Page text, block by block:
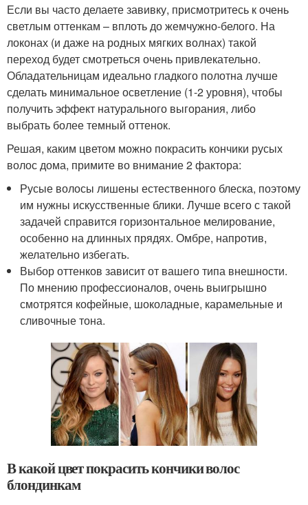
Если вы часто делаете завивку, присмотритесь к очень
светлым оттенкам – вплоть до жемчужно-белого. На
локонах (и даже на родных мягких волнах) такой
переход будет смотреться очень привлекательно.
Обладательницам идеально гладкого полотна лучше
сделать минимальное осветление (1-2 уровня), чтобы
получить эффект натурального выгорания, либо
выбрать более темный оттенок.
Решая, каким цветом можно покрасить кончики русых
волос дома, примите во внимание 2 фактора:
Русые волосы лишены естественного блеска, поэтому
им нужны искусственные блики. Лучше всего с такой
задачей справится горизонтальное мелирование,
особенно на длинных прядях. Омбре, напротив,
желательно избегать.
Выбор оттенков зависит от вашего типа внешности.
По мнению профессионалов, очень выигрышно
смотрятся кофейные, шоколадные, карамельные и
сливочные тона.
В какой цвет покрасить кончики волос
блондинкам